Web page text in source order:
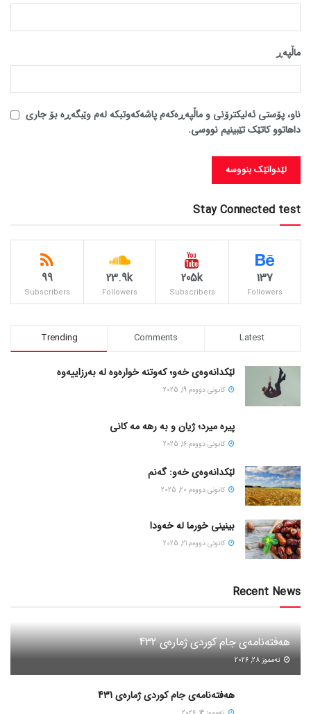
ماڵپه‌ڕ
ناو، پۆستی ئەلیکترۆنی و ماڵپەڕەکەم پاشەکەوتبکە لەم وێبگەڕە بۆ جاری
داهاتوو کاتێک تێبینیم نووسی.
Stay Connected test
137
Followers
205k
Subscribers
23.9k
Followers
99
Subscribers
Trending Comments Latest
لێکدانەوەی خەو؛ کەوتنە خوارەوە لە بەرزاییەوە
كانونی دووه‌م 19, 2025
پیره میرد؛ ژیان و به رهه مه کانی
كانونی دووه‌م 16, 2025
لێکدانەوەی خەو: گەنم
كانونی دووه‌م 20, 2025
بینینی خورما لە خەودا
كانونی دووه‌م 21, 2025
Recent News
هەفتەنامەی جام کوردی ژمارەی 432
ته‌مموز 28, 2026
هەفتەنامەی جام کوردی ژمارەی 431